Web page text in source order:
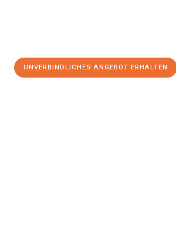
UNVERBINDLICHES ANGEBOT ERHALTEN